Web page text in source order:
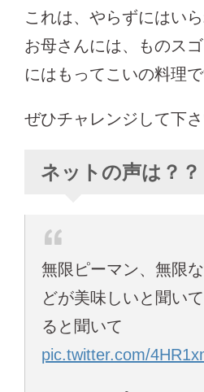
これは、やらずにはい
お母さんには、ものス
にはもってこいの料理
ぜひチャレンジして下さ
ネットの声は？？
無限ピーマン、無限
どが美味しいと聞い
ると聞いて
pic.twitter.com/